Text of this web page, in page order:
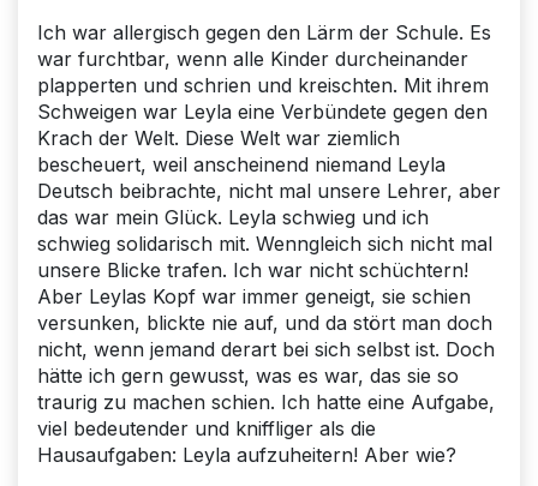
Ich war allergisch gegen den Lärm der Schule. Es
war furchtbar, wenn alle Kinder durcheinander
plapperten und schrien und kreischten. Mit ihrem
Schweigen war Leyla eine Verbündete gegen den
Krach der Welt. Diese Welt war ziemlich
bescheuert, weil anscheinend niemand Leyla
Deutsch beibrachte, nicht mal unsere Lehrer, aber
das war mein Glück. Leyla schwieg und ich
schwieg solidarisch mit. Wenngleich sich nicht mal
unsere Blicke trafen. Ich war nicht schüchtern!
Aber Leylas Kopf war immer geneigt, sie schien
versunken, blickte nie auf, und da stört man doch
nicht, wenn jemand derart bei sich selbst ist. Doch
hätte ich gern gewusst, was es war, das sie so
traurig zu machen schien. Ich hatte eine Aufgabe,
viel bedeutender und kniffliger als die
Hausaufgaben: Leyla aufzuheitern! Aber wie?